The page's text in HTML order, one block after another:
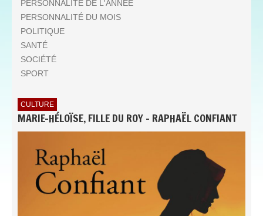
PERSONNALITÉ DE L'ANNÉE
PERSONNALITÉ DU MOIS
POLITIQUE
SANTÉ
SOCIÉTÉ
SPORT
CULTURE
MARIE-HÉLOÏSE, FILLE DU ROY - RAPHAËL CONFIANT